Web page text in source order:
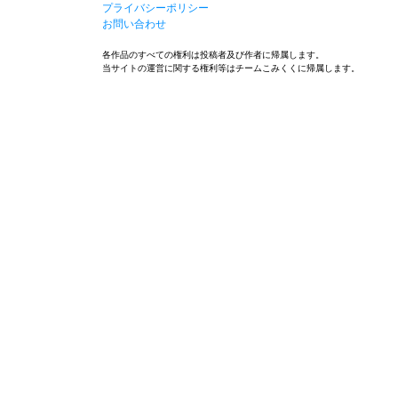
プライバシーポリシー
お問い合わせ
各作品のすべての権利は投稿者及び作者に帰属します。
当サイトの運営に関する権利等はチームこみくくに帰属します。